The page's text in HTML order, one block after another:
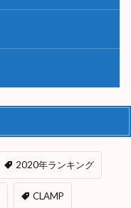
2020年ランキング
CLAMP